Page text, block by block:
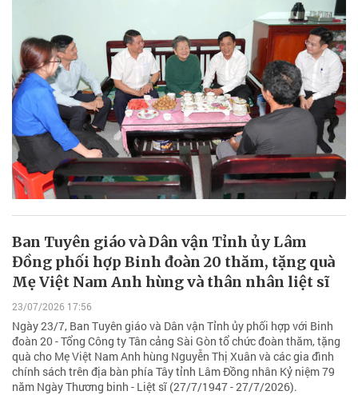
Ban Tuyên giáo và Dân vận Tỉnh ủy Lâm
Đồng phối hợp Binh đoàn 20 thăm, tặng quà
Mẹ Việt Nam Anh hùng và thân nhân liệt sĩ
23/07/2026 17:56
Ngày 23/7, Ban Tuyên giáo và Dân vận Tỉnh ủy phối hợp với Binh
đoàn 20 - Tổng Công ty Tân cảng Sài Gòn tổ chức đoàn thăm, tặng
quà cho Mẹ Việt Nam Anh hùng Nguyễn Thị Xuân và các gia đình
chính sách trên địa bàn phía Tây tỉnh Lâm Đồng nhân Kỷ niệm 79
năm Ngày Thương binh - Liệt sĩ (27/7/1947 - 27/7/2026).